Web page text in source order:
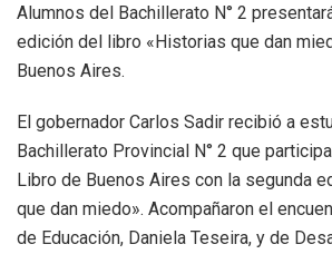
Alumnos del Bachillerato N° 2
edición del libro «Historias que dan
Buenos Aires.
El gobernador Carlos Sadir recibió a
Bachillerato Provincial N° 2 que
Libro de Buenos Aires con la segunda
que dan miedo». Acompañaron el
de Educación, Daniela Teseira, y de